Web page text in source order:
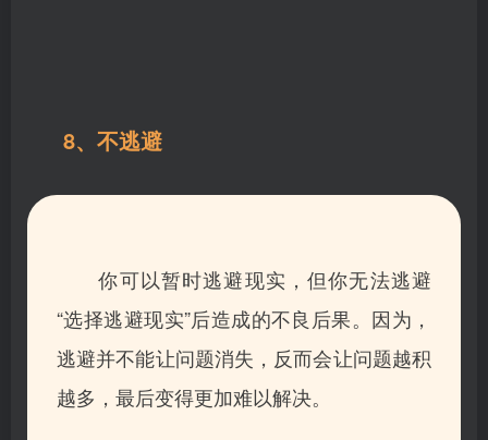
8、不逃避
你可以暂时逃避现实，但你无法逃避
“选择逃避现实”后造成的不良后果。 因为，
逃避并不能让问题消失，反而会让问题越积
越多，最后变得更加难以解决。